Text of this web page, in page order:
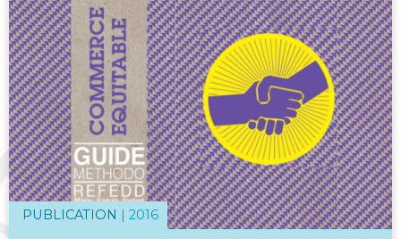
PUBLICATION | 2016